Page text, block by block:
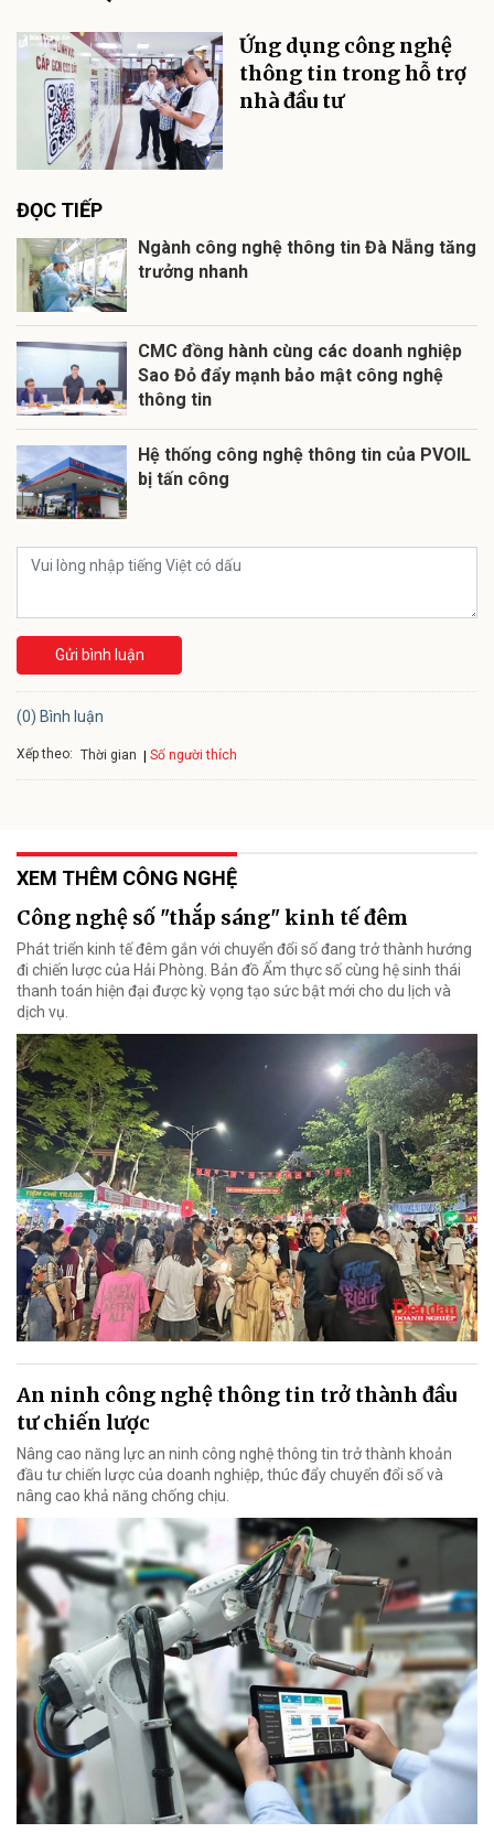
Ứng dụng công nghệ
thông tin trong hỗ trợ
nhà đầu tư
ĐỌC TIẾP
Ngành công nghệ thông tin Đà Nẵng tăng
trưởng nhanh
CMC đồng hành cùng các doanh nghiệp
Sao Đỏ đẩy mạnh bảo mật công nghệ
thông tin
Hệ thống công nghệ thông tin của PVOIL
bị tấn công
Gửi bình luận
(0) Bình luận
Xếp theo: Thời gian Số người thích
XEM THÊM CÔNG NGHỆ
Công nghệ số "thắp sáng" kinh tế đêm
Phát triển kinh tế đêm gắn với chuyển đổi số đang trở thành hướng
đi chiến lược của Hải Phòng. Bản đồ Ẩm thực số cùng hệ sinh thái
thanh toán hiện đại được kỳ vọng tạo sức bật mới cho du lịch và
dịch vụ.
An ninh công nghệ thông tin trở thành đầu
tư chiến lược
Nâng cao năng lực an ninh công nghệ thông tin trở thành khoản
đầu tư chiến lược của doanh nghiệp, thúc đẩy chuyển đổi số và
nâng cao khả năng chống chịu.